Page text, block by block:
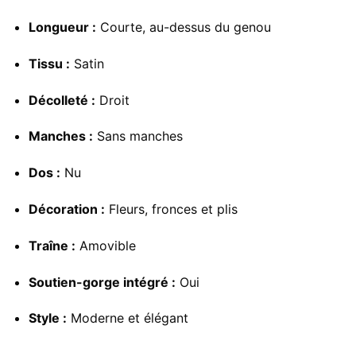
Longueur : Courte, au-dessus du genou
Tissu : Satin
Décolleté : Droit
Manches : Sans manches
Dos : Nu
Décoration : Fleurs, fronces et plis
Traîne : Amovible
Soutien-gorge intégré : Oui
Style : Moderne et élégant